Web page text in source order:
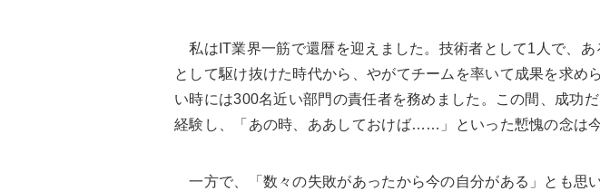
私はIT業界一筋で還暦を迎えました。技術者として1人で、あ
として駆け抜けた時代から、やがてチームを率いて成果を求め
い時には300名近い部門の責任者を務めました。この間、成功
経験し、「あの時、ああしておけば……」といった慙愧の念は今
一方で、「数々の失敗があったから今の自分がある」とも思